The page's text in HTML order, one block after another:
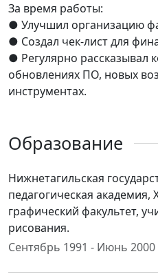
За время работы:
● Улучшил организацию
● Создал чек-лист для
● Регулярно рассказывал
обновлениях ПО, новых
инструментах.
Образование
Нижнетагильская
педагогическая академия,
графический факультет,
рисования.
Сентябрь 1991 - Июнь 2000